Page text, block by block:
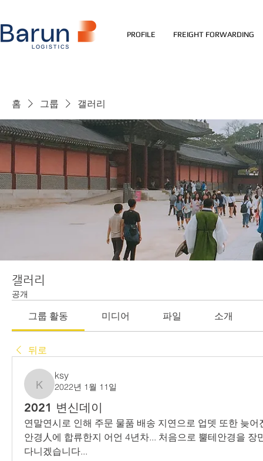
PROFILE FREIGHT FORWARDING
홈 그룹 갤러리
갤러리
공개
그룹 활동 미디어 파일 소개
뒤로
ksy
ksy
2022년 1월 11일
2021 변신데이
연말연시로 인해 주문 물품 배송 지연으로 업뎃 또한 늦어
안경人에 합류한지 어언 4년차... 처음으로 뿔테안경을 장
다니겠습니다...